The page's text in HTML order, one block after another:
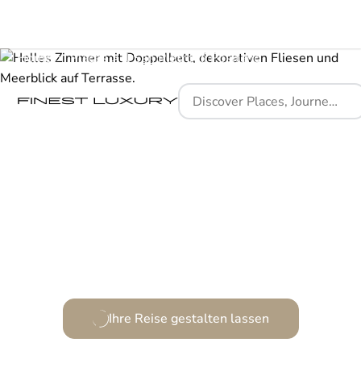
Home Places Il San Pietro di Positano
Ihre Reise gestalten lassen